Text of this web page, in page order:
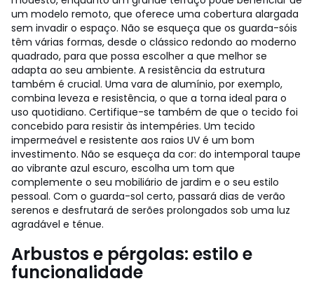
um modelo remoto, que oferece uma cobertura alargada
sem invadir o espaço. Não se esqueça que os guarda-sóis
têm várias formas, desde o clássico redondo ao moderno
quadrado, para que possa escolher a que melhor se
adapta ao seu ambiente. A resistência da estrutura
também é crucial. Uma vara de alumínio, por exemplo,
combina leveza e resistência, o que a torna ideal para o
uso quotidiano. Certifique-se também de que o tecido foi
concebido para resistir às intempéries. Um tecido
impermeável e resistente aos raios UV é um bom
investimento. Não se esqueça da cor: do intemporal taupe
ao vibrante azul escuro, escolha um tom que
complemente o seu mobiliário de jardim e o seu estilo
pessoal. Com o guarda-sol certo, passará dias de verão
serenos e desfrutará de serões prolongados sob uma luz
agradável e ténue.
Arbustos e pérgolas: estilo e
funcionalidade